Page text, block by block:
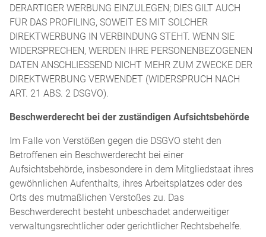
DERARTIGER WERBUNG EINZULEGEN; DIES GILT AUCH
FÜR DAS PROFILING, SOWEIT ES MIT SOLCHER
DIREKTWERBUNG IN VERBINDUNG STEHT. WENN SIE
WIDERSPRECHEN, WERDEN IHRE PERSONENBEZOGENEN
DATEN ANSCHLIESSEND NICHT MEHR ZUM ZWECKE DER
DIREKTWERBUNG VERWENDET (WIDERSPRUCH NACH
ART. 21 ABS. 2 DSGVO).
Beschwerderecht bei der zuständigen Aufsichtsbehörde
Im Falle von Verstößen gegen die DSGVO steht den
Betroffenen ein Beschwerderecht bei einer
Aufsichtsbehörde, insbesondere in dem Mitgliedstaat ihres
gewöhnlichen Aufenthalts, ihres Arbeitsplatzes oder des
Orts des mutmaßlichen Verstoßes zu. Das
Beschwerderecht besteht unbeschadet anderweitiger
verwaltungsrechtlicher oder gerichtlicher Rechtsbehelfe.